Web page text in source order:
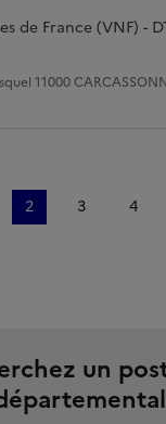
de France (VNF) -
11000
2 3 4
un